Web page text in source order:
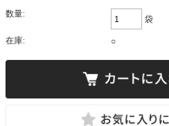
数量:
袋
在庫: ○